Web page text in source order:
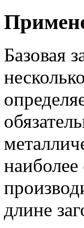
Базовая
длине